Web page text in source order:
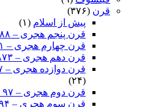
قرن (۳۷۶)
پیش از اسلام (۱)
قرن پنجم هجری – ۳۸۸ الی ۴۸۵ شمسی
قرن چهارم هجری – ۲۹۱ الی ۳۸۸ شمسی
قرن دهم هجری – ۸۷۳ الی ۹۷۰ شمسی
قرن دوازده هجری – ۱۰۶۷ الی ۱۱۶۴ شمسی
(۲۴)
قرن دوم هجری – ۹۷ الی ۱۹۴ شمسی
قرن سوم هجری – ۱۹۴ الی ۲۹۱ شمسی